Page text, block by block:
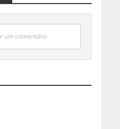
um comentário